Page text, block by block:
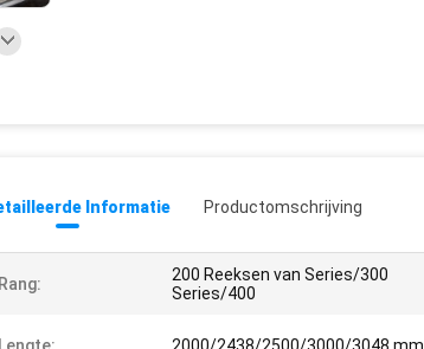
Informatie Productomschrijving
Rang:
200 Reeksen van Series/300
Series/400